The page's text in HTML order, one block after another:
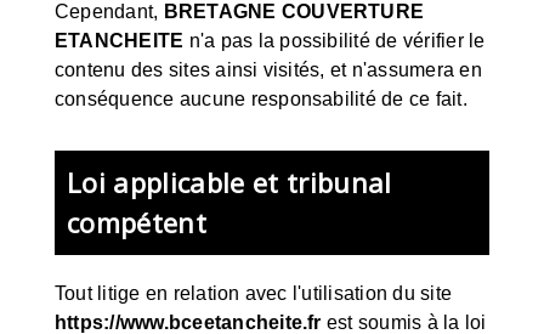
Cependant, BRETAGNE COUVERTURE
ETANCHEITE n'a pas la possibilité de vérifier le
contenu des sites ainsi visités, et n'assumera en
conséquence aucune responsabilité de ce fait.
Loi applicable et tribunal
compétent
Tout litige en relation avec l'utilisation du site
https://www.bceetancheite.fr est soumis à la loi